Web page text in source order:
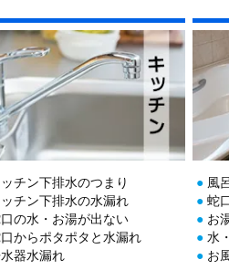
チン下排水のつまり
チン下排水の水漏れ
の水・お湯が出ない
からポタポタと水漏れ
器水漏れ
風
蛇
お
水
お